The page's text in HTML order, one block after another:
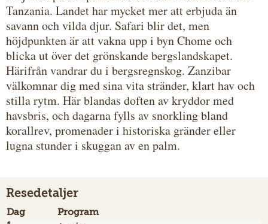
Tanzania. Landet har mycket mer att erbjuda än
savann och vilda djur. Safari blir det, men
höjdpunkten är att vakna upp i byn Chome och
blicka ut över det grönskande bergslandskapet.
Härifrån vandrar du i bergsregnskog. Zanzibar
välkomnar dig med sina vita stränder, klart hav och
stilla rytm. Här blandas doften av kryddor med
havsbris, och dagarna fylls av snorkling bland
korallrev, promenader i historiska gränder eller
lugna stunder i skuggan av en palm.
Resedetaljer
Dag
Program